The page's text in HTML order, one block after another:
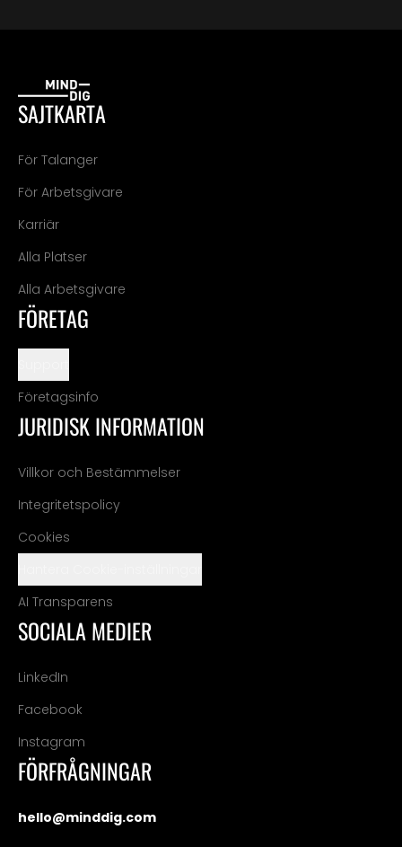
SAJTKARTA
För Talanger
För Arbetsgivare
Karriär
Alla Platser
Alla Arbetsgivare
FÖRETAG
Företagsinfo
JURIDISK INFORMATION
Villkor och Bestämmelser
Integritetspolicy
Cookies
AI Transparens
SOCIALA MEDIER
LinkedIn
Facebook
Instagram
FÖRFRÅGNINGAR
hello@minddig.com